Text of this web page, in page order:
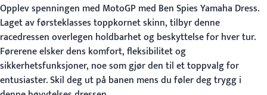
Opplev spenningen med MotoGP med Ben Spies Yamaha Dress.
Laget av førsteklasses toppkornet skinn, tilbyr denne
racedressen overlegen holdbarhet og beskyttelse for hver tur.
Førerene elsker dens komfort, fleksibilitet og
sikkerhetsfunksjoner, noe som gjør den til et toppvalg for
entusiaster. Skil deg ut på banen mens du føler deg trygg i